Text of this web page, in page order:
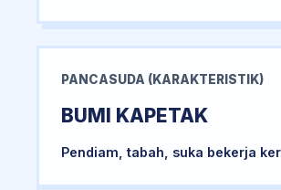
PANCASUDA (KARAKTERISTIK)
BUMI KAPETAK
Pendiam, tabah, suka bekerja